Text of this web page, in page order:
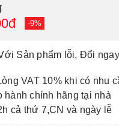
-9%
Sản phẩm lỗi, Đổi
VAT 10% khi có nhu
hành chính hãng tại nhà
cả thứ 7,CN và ngày lễ